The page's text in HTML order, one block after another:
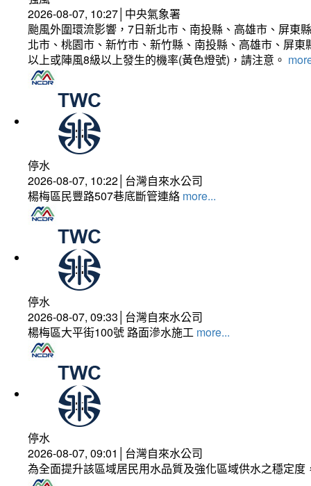
2026-08-07, 10:27│中央氣象署
颱風外圍環流影響，7日新北市、南投縣、高雄市、屏東
北市、桃園市、新竹市、新竹縣、南投縣、高雄市、屏
以上或陣風8級以上發生的機率(黃色燈號)，請注意。
停水
2026-08-07, 10:22│台灣自來水公司
楊梅區民豐路507巷底斷管連絡 more...
停水
2026-08-07, 09:33│台灣自來水公司
楊梅區大平街100號 路面滲水施工 more...
停水
2026-08-07, 09:01│台灣自來水公司
為全面提升該區域居民用水品質及強化區域供水之穩定